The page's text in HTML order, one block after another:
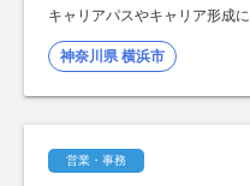
キャリアパスやキャリア形成
神奈川県 横浜市
営業・事務